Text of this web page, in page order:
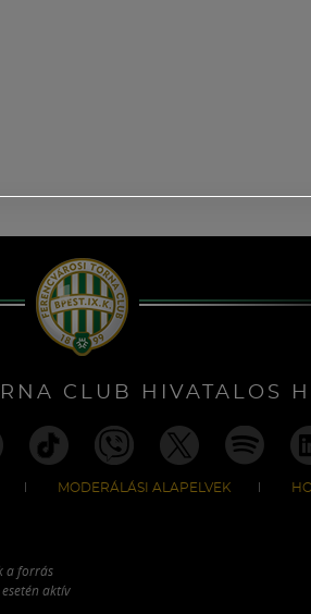
CLUB HIVATALOS
MODERÁLÁSI ALAPELVEK
a forrás
aktív